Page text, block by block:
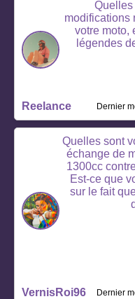
modifications
votre moto,
légendes
Reelance Dernier
Quelles sont
échange de
1300cc
Est-ce que
sur le fait
VernisRoi96 Dernier